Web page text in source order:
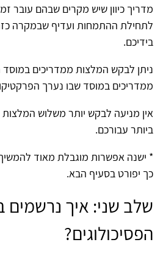
מדריך כיוון שיש מקרים שבהם עובר
לתחילת ההתמחות ועדיף שבמקרה
בידיכם.
ניתן לבקש המלצות ממדריכים במוסד
ממדריכים במוסד שבו נערך
אין מניעה לבקש יותר משלוש המלצות
ביותר עבורכם.
* ישנה אפשרות מוגבלת מאוד
כך יפורט בסעיף הבא.
שלב שני: איך נרשמים
הפסיכולוגים?